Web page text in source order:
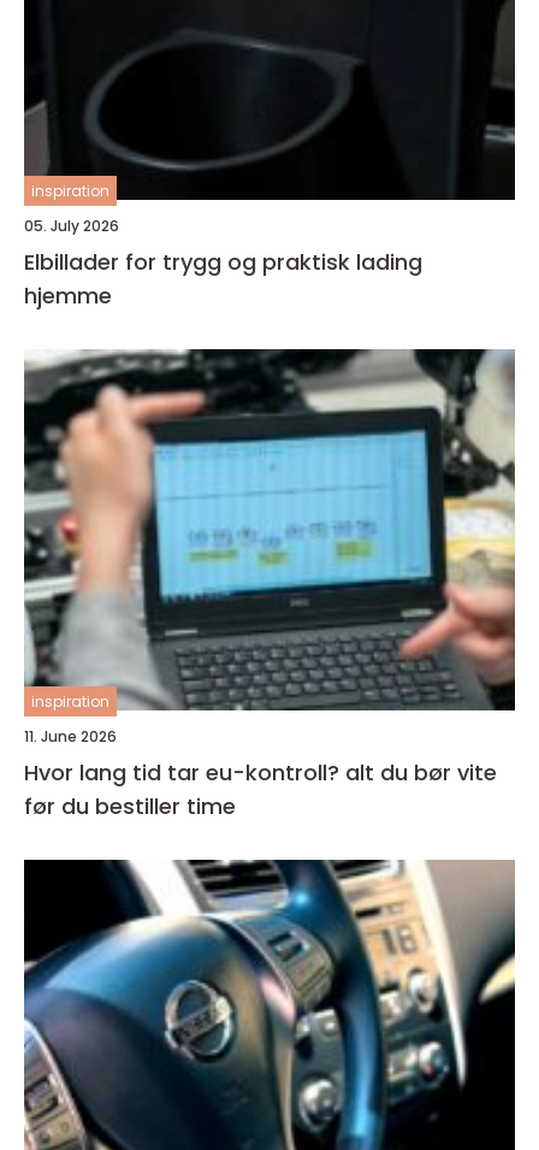
inspiration
05. July 2026
Elbillader for trygg og praktisk lading
hjemme
inspiration
11. June 2026
Hvor lang tid tar eu-kontroll? alt du bør vite
før du bestiller time